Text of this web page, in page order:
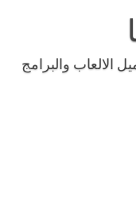
الالعاب والبرامج